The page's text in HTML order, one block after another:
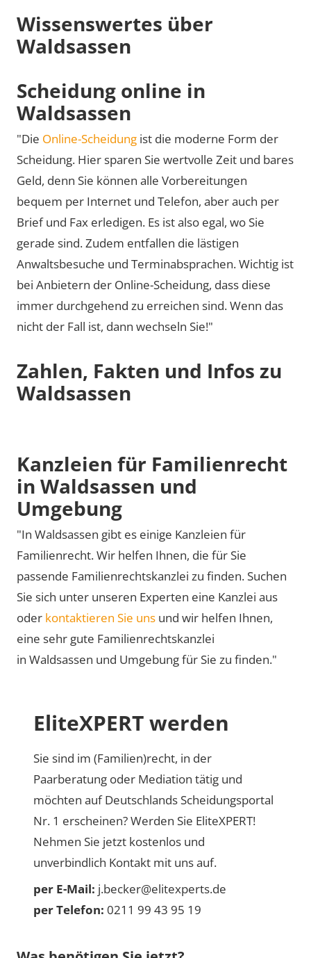
Wissenswertes über
Waldsassen
Scheidung online in
Waldsassen
"Die Online-Scheidung ist die moderne Form der
Scheidung. Hier sparen Sie wertvolle Zeit und bares
Geld, denn Sie können alle Vorbereitungen
bequem per Internet und Telefon, aber auch per
Brief und Fax erledigen. Es ist also egal, wo Sie
gerade sind. Zudem entfallen die lästigen
Anwaltsbesuche und Terminabsprachen. Wichtig ist
bei Anbietern der Online-Scheidung, dass diese
immer durchgehend zu erreichen sind. Wenn das
nicht der Fall ist, dann wechseln Sie!"
Zahlen, Fakten und Infos zu
Waldsassen
Kanzleien für Familienrecht
in Waldsassen und
Umgebung
"In Waldsassen gibt es einige Kanzleien für
Familienrecht. Wir helfen Ihnen, die für Sie
passende Familienrechtskanzlei zu finden. Suchen
Sie sich unter unseren Experten eine Kanzlei aus
oder kontaktieren Sie uns und wir helfen Ihnen,
eine sehr gute Familienrechtskanzlei
in Waldsassen und Umgebung für Sie zu finden."
EliteXPERT werden
Sie sind im (Familien)recht, in der
Paarberatung oder Mediation tätig und
möchten auf Deutschlands Scheidungsportal
Nr. 1 erscheinen? Werden Sie EliteXPERT!
Nehmen Sie jetzt kostenlos und
unverbindlich Kontakt mit uns auf.
per E-Mail: j.becker@elitexperts.de
per Telefon: 0211 99 43 95 19